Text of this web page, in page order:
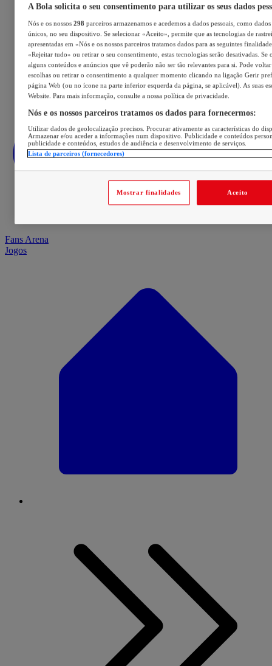
Fans Arena
Jogos
A Bola solicita o seu consentimento para utilizar os seus dados
Nós e os nossos 298 parceiros armazenamos e acedemos a dados pessoais, como
únicos, no seu dispositivo. Se selecionar «Aceito», permite que as tecnologias de
apresentadas em «Nós e os nossos parceiros tratamos dados para as seguintes
«Rejeitar tudo» ou retirar o seu consentimento, estas tecnologias serão desativadas. Se
alguns conteúdos e anúncios que vê poderão não ser tão relevantes para si. Pode voltar
escolhas ou retirar o consentimento a qualquer momento clicando na ligação Gerir
página Web (ou no ícone na parte inferior esquerda da página, se aplicável). As suas
Website. Para mais informação, consulte a nossa política de privacidade.
Nós e os nossos parceiros tratamos os dados para fornecermos:
Utilizar dados de geolocalização precisos. Procurar ativamente as características do
Armazenar e/ou aceder a informações num dispositivo. Publicidade e conteúdos
publicidade e conteúdos, estudos de audiência e desenvolvimento de serviços.
Lista de parceiros (fornecedores)
Mostrar finalidades Aceito